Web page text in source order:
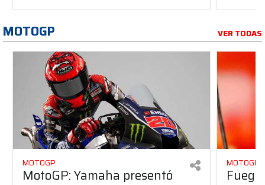
MOTOGP VER TODAS
MOTOGP
MotoGP: Yamaha presentó
MOTOGP